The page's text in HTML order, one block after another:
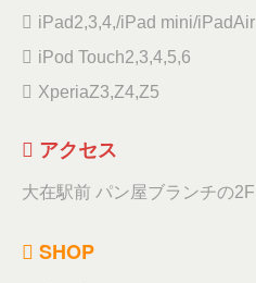
iPad2,3,4,/iPad mini/iPadAir
iPod Touch2,3,4,5,6
XperiaZ3,Z4,Z5
アクセス
大在駅前 パン屋ブランチの2F
SHOP